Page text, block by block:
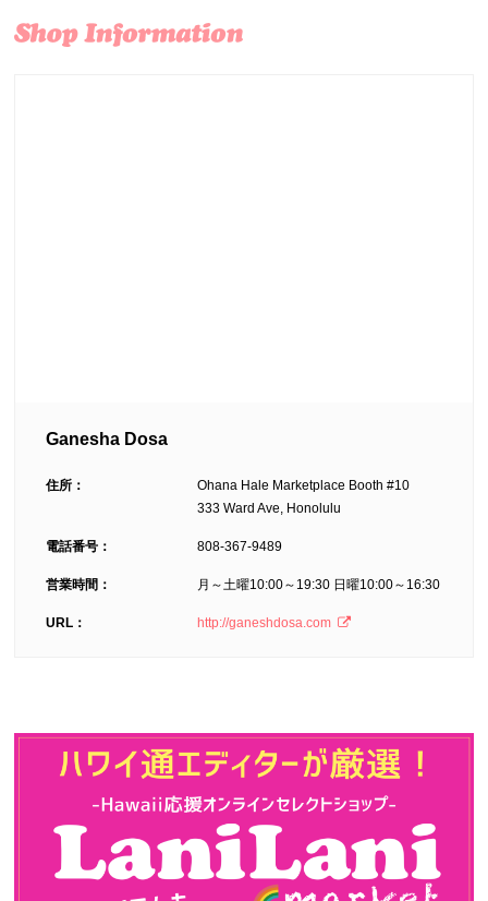
Ganesha Dosa
住所：
Ohana Hale Marketplace Booth #10
333 Ward Ave, Honolulu
電話番号： 808-367-9489
営業時間： 月～土曜10:00～19:30 日曜10:00～16:30
URL： http://ganeshdosa.com